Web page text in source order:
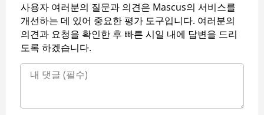
사용자 여러분의 질문과 의견은 Mascus의 서비스를
개선하는 데 있어 중요한 평가 도구입니다. 여러분의
의견과 요청을 확인한 후 빠른 시일 내에 답변을 드리
도록 하겠습니다.